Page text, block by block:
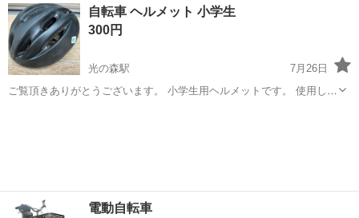
ますので、訪問希望の方は事前メッセージをお願いします！ 連絡なし
でお越し頂いても対応でき...
熊本 宇城市 小川駅 ロードバイク
自転車 ヘルメット 小学生
300円
光の森駅
7月26日
ご覧頂きありがとうございます。 小学生用ヘルメットです。 使用しな
電動自転車